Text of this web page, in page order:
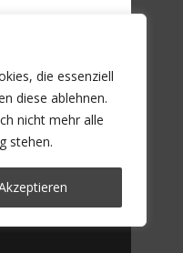
die essenziell
diese ablehnen.
nicht mehr alle
stehen.